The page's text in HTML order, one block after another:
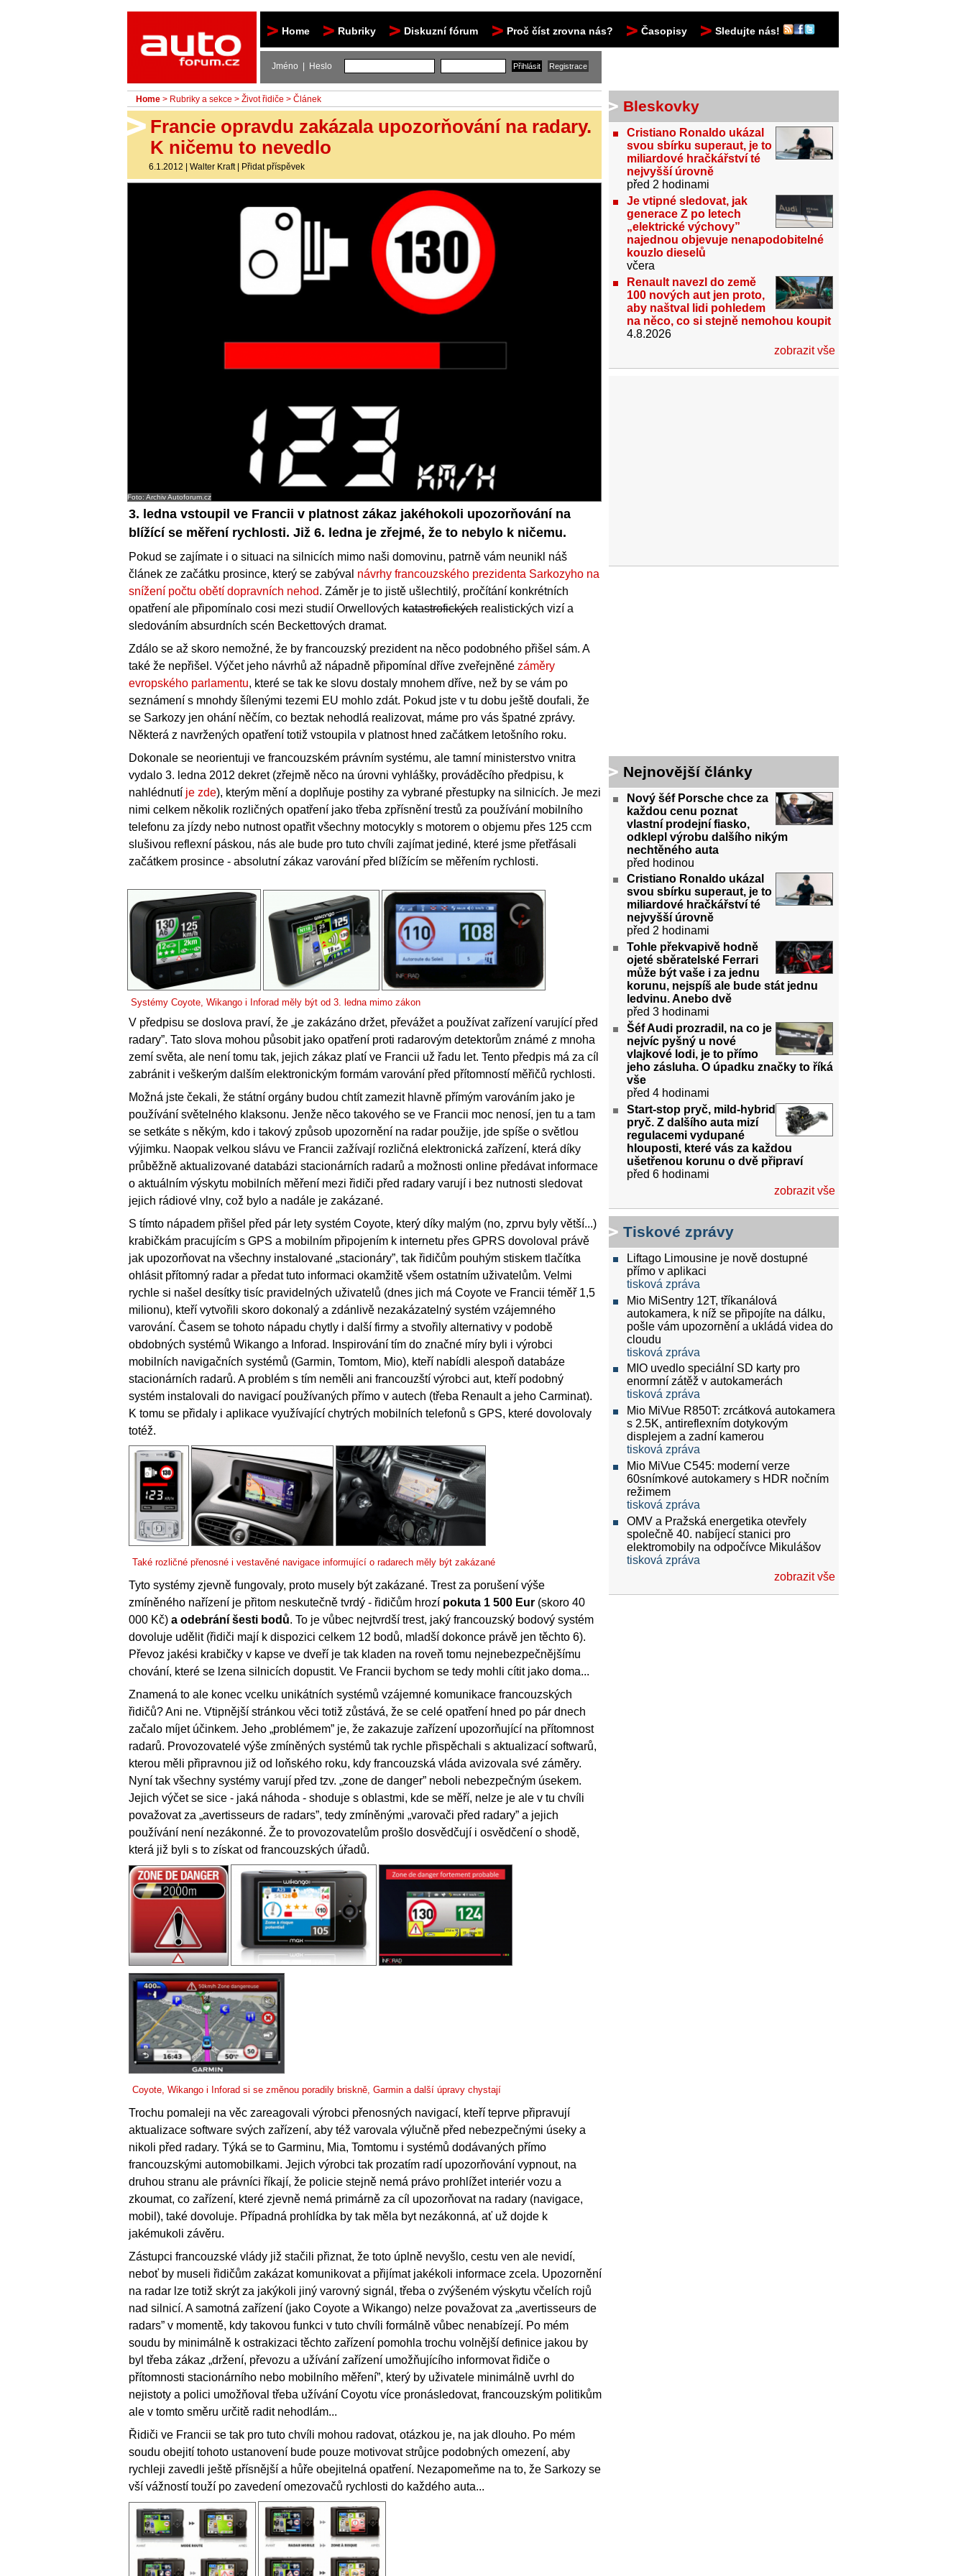
Home Rubriky Diskuzní fórum Proč číst zrovna nás? Časopisy Sledujte nás!
Jméno | Heslo
Home > Rubriky a sekce > Život řidiče > Článek
Francie opravdu zakázala upozorňování na radary.
K ničemu to nevedlo
6.1.2012 | Walter Kraft| Přidat příspěvek
Foto: Archiv Autoforum.cz
3. ledna vstoupil ve Francii v platnost zákaz jakéhokoli upozorňování na
blížící se měření rychlosti. Již 6. ledna je zřejmé, že to nebylo k ničemu.
Pokud se zajímate i o situaci na silnicích mimo naši domovinu, patrně vám neunikl náš
článek ze začátku prosince, který se zabýval návrhy francouzského prezidenta Sarkozyho na
snížení počtu obětí dopravních nehod. Záměr je to jistě ušlechtilý, pročítání konkrétních
opatření ale připomínalo cosi mezi studií Orwellových katastrofických realistických vizí a
sledováním absurdních scén Beckettových dramat.
Zdálo se až skoro nemožné, že by francouzský prezident na něco podobného přišel sám. A
také že nepřišel. Výčet jeho návrhů až nápadně připomínal dříve zveřejněné záměry
evropského parlamentu, které se tak ke slovu dostaly mnohem dříve, než by se vám po
seznámení s mnohdy šílenými tezemi EU mohlo zdát. Pokud jste v tu dobu ještě doufali, že
se Sarkozy jen ohání něčím, co beztak nehodlá realizovat, máme pro vás špatné zprávy.
Některá z navržených opatření totiž vstoupila v platnost hned začátkem letošního roku.
Dokonale se neorientuji ve francouzském právním systému, ale tamní ministerstvo vnitra
vydalo 3. ledna 2012 dekret (zřejmě něco na úrovni vyhlášky, prováděcího předpisu, k
nahlédnutí je zde), kterým mění a doplňuje postihy za vybrané přestupky na silnicích. Je mezi
nimi celkem několik rozličných opatření jako třeba zpřísnění trestů za používání mobilního
telefonu za jízdy nebo nutnost opatřit všechny motocykly s motorem o objemu přes 125 ccm
slušivou reflexní páskou, nás ale bude pro tuto chvíli zajímat jediné, které jsme přetřásali
začátkem prosince - absolutní zákaz varování před blížícím se měřením rychlosti.
Systémy Coyote, Wikango i Inforad měly být od 3. ledna mimo zákon
V předpisu se doslova praví, že „je zakázáno držet, převážet a používat zařízení varující před
radary”. Tato slova mohou působit jako opatření proti radarovým detektorům známé z mnoha
zemí světa, ale není tomu tak, jejich zákaz platí ve Francii už řadu let. Tento předpis má za cíl
zabránit i veškerým dalším elektronickým formám varování před přítomností měřičů rychlosti.
Možná jste čekali, že státní orgány budou chtít zamezit hlavně přímým varováním jako je
používání světelného klaksonu. Jenže něco takového se ve Francii moc nenosí, jen tu a tam
se setkáte s někým, kdo i takový způsob upozornění na radar použije, jde spíše o světlou
výjimku. Naopak velkou slávu ve Francii zažívají rozličná elektronická zařízení, která díky
průběžně aktualizované databázi stacionárních radarů a možnosti online předávat informace
o aktuálním výskytu mobilních měření mezi řidiči před radary varují i bez nutnosti sledovat
jejich rádiové vlny, což bylo a nadále je zakázané.
S tímto nápadem přišel před pár lety systém Coyote, který díky malým (no, zprvu byly větší...)
krabičkám pracujícím s GPS a mobilním připojením k internetu přes GPRS dovoloval právě
jak upozorňovat na všechny instalované „stacionáry”, tak řidičům pouhým stiskem tlačítka
ohlásit přítomný radar a předat tuto informaci okamžitě všem ostatním uživatelům. Velmi
rychle si našel desítky tisíc pravidelných uživatelů (dnes jich má Coyote ve Francii téměř 1,5
milionu), kteří vytvořili skoro dokonalý a zdánlivě nezakázatelný systém vzájemného
varování. Časem se tohoto nápadu chytly i další firmy a stvořily alternativy v podobě
obdobných systémů Wikango a Inforad. Inspirování tím do značné míry byli i výrobci
mobilních navigačních systémů (Garmin, Tomtom, Mio), kteří nabídli alespoň databáze
stacionárních radarů. A problém s tím neměli ani francouzští výrobci aut, kteří podobný
systém instalovali do navigací používaných přímo v autech (třeba Renault a jeho Carminat).
K tomu se přidaly i aplikace využívající chytrých mobilních telefonů s GPS, které dovolovaly
totéž.
Také rozličné přenosné i vestavěné navigace informující o radarech měly být zakázané
Tyto systémy zjevně fungovaly, proto musely být zakázané. Trest za porušení výše
zmíněného nařízení je přitom neskutečně tvrdý - řidičům hrozí pokuta 1 500 Eur (skoro 40
000 Kč) a odebrání šesti bodů. To je vůbec nejtvrdší trest, jaký francouzský bodový systém
dovoluje udělit (řidiči mají k dispozici celkem 12 bodů, mladší dokonce právě jen těchto 6).
Převoz jakési krabičky v kapse ve dveří je tak kladen na roveň tomu nejnebezpečnějšímu
chování, které se lzena silnicích dopustit. Ve Francii bychom se tedy mohli cítit jako doma...
Znamená to ale konec vcelku unikátních systémů vzájemné komunikace francouzských
řidičů? Ani ne. Vtipnější stránkou věci totiž zůstává, že se celé opatření hned po pár dnech
začalo míjet účinkem. Jeho „problémem” je, že zakazuje zařízení upozorňující na přítomnost
radarů. Provozovatelé výše zmíněných systémů tak rychle přispěchali s aktualizací softwarů,
kterou měli připravnou již od loňského roku, kdy francouzská vláda avizovala své záměry.
Nyní tak všechny systémy varují před tzv. „zone de danger” neboli nebezpečným úsekem.
Jejich výčet se sice - jaká náhoda - shoduje s oblastmi, kde se měří, nelze je ale v tu chvíli
považovat za „avertisseurs de radars”, tedy zmíněnými „varovači před radary” a jejich
používání není nezákonné. Že to provozovatelům prošlo dosvědčují i osvědčení o shodě,
která již byli s to získat od francouzských úřadů.
Coyote, Wikango i Inforad si se změnou poradily briskně, Garmin a další úpravy chystají
Trochu pomaleji na věc zareagovali výrobci přenosných navigací, kteří teprve připravují
aktualizace software svých zařízení, aby též varovala výlučně před nebezpečnými úseky a
nikoli před radary. Týká se to Garminu, Mia, Tomtomu i systémů dodávaných přímo
francouzskými automobilkami. Jejich výrobci tak prozatím radí upozorňování vypnout, na
druhou stranu ale právníci říkají, že policie stejně nemá právo prohlížet interiér vozu a
zkoumat, co zařízení, které zjevně nemá primárně za cíl upozorňovat na radary (navigace,
mobil), také dovoluje. Případná prohlídka by tak měla byt nezákonná, ať už dojde k
jakémukoli závěru.
Zástupci francouzské vlády již stačili přiznat, že toto úplně nevyšlo, cestu ven ale nevidí,
neboť by museli řidičům zakázat komunikovat a přijímat jakékoli informace zcela. Upozornění
na radar lze totiž skrýt za jakýkoli jiný varovný signál, třeba o zvýšeném výskytu včelích rojů
nad silnicí. A samotná zařízení (jako Coyote a Wikango) nelze považovat za „avertisseurs de
radars” v momentě, kdy takovou funkci v tuto chvíli formálně vůbec nenabízejí. Po mém
soudu by minimálně k ostrakizaci těchto zařízení pomohla trochu volnější definice jakou by
byl třeba zákaz „držení, převozu a užívání zařízení umožňujícího informovat řidiče o
přítomnosti stacionárního nebo mobilního měření”, který by uživatele minimálně uvrhl do
nejistoty a polici umožňoval třeba užívání Coyotu více pronásledovat, francouzským politikům
ale v tomto směru určitě radit nehodlám...
Řidiči ve Francii se tak pro tuto chvíli mohou radovat, otázkou je, na jak dlouho. Po mém
soudu obejití tohoto ustanovení bude pouze motivovat strůjce podobných omezení, aby
rychleji zavedli ještě přísnější a hůře obejitelná opatření. Nezapomeňme na to, že Sarkozy se
vší vážností touží po zavedení omezovačů rychlosti do každého auta...
Bleskovky
Cristiano Ronaldo ukázal
svou sbírku superaut, je to
miliardové hračkářství té
nejvyšší úrovně
před 2 hodinami
Je vtipné sledovat, jak
generace Z po letech
„elektrické výchovy”
najednou objevuje nenapodobitelné
kouzlo dieselů
včera
Renault navezl do země
100 nových aut jen proto,
aby naštval lidi pohledem
na něco, co si stejně nemohou koupit
4.8.2026
zobrazit vše
Nejnovější články
Nový šéf Porsche chce za
každou cenu poznat
vlastní prodejní fiasko,
odklepl výrobu dalšího nikým
nechtěného auta
před hodinou
Cristiano Ronaldo ukázal
svou sbírku superaut, je to
miliardové hračkářství té
nejvyšší úrovně
před 2 hodinami
Tohle překvapivě hodně
ojeté sběratelské Ferrari
může být vaše i za jednu
korunu, nejspíš ale bude stát jednu
ledvinu. Anebo dvě
před 3 hodinami
Šéf Audi prozradil, na co je
nejvíc pyšný u nové
vlajkové lodi, je to přímo
jeho zásluha. O úpadku značky to říká
vše
před 4 hodinami
Start-stop pryč, mild-hybrid
pryč. Z dalšího auta mizí
regulacemi vydupané
hlouposti, které vás za každou
ušetřenou korunu o dvě připraví
před 6 hodinami
zobrazit vše
Tiskové zprávy
Liftago Limousine je nově dostupné
přímo v aplikaci
tisková zpráva
Mio MiSentry 12T, tříkanálová
autokamera, k níž se připojíte na dálku,
pošle vám upozornění a ukládá videa do
cloudu
tisková zpráva
MIO uvedlo speciální SD karty pro
enormní zátěž v autokamerách
tisková zpráva
Mio MiVue R850T: zrcátková autokamera
s 2.5K, antireflexním dotykovým
displejem a zadní kamerou
tisková zpráva
Mio MiVue C545: moderní verze
60snímkové autokamery s HDR nočním
režimem
tisková zpráva
OMV a Pražská energetika otevřely
společně 40. nabíjecí stanici pro
elektromobily na odpočívce Mikulášov
tisková zpráva
zobrazit vše